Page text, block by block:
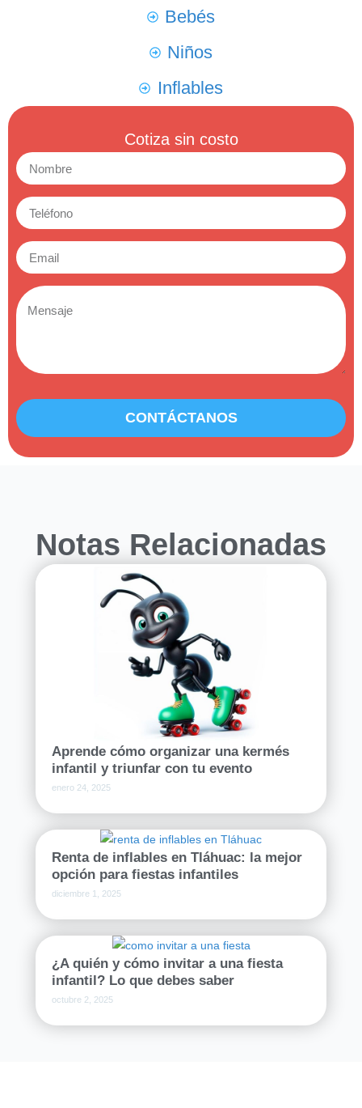
Bebés
Niños
Inflables
Cotiza sin costo
CONTÁCTANOS
Notas Relacionadas
Aprende cómo organizar una kermés
infantil y triunfar con tu evento
enero 24, 2025
Renta de inflables en Tláhuac: la mejor
opción para fiestas infantiles
diciembre 1, 2025
¿A quién y cómo invitar a una fiesta
infantil? Lo que debes saber
octubre 2, 2025